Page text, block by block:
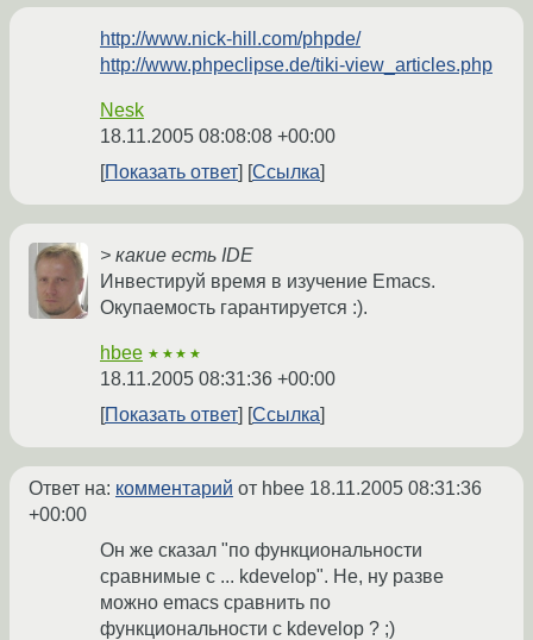
http://www.nick-hill.com/phpde/
http://www.phpeclipse.de/tiki-view_articles.php
Nesk
18.11.2005 08:08:08 +00:00
Показать ответ
Ссылка
> какие есть IDE
Инвестируй время в изучение Emacs.
Окупаемость гарантируется :).
hbee ★★★★
18.11.2005 08:31:36 +00:00
Показать ответ
Ссылка
Ответ на: комментарий от hbee 18.11.2005 08:31:36
+00:00
Он же сказал "по функциональности
сравнимые с ... kdevelop". Не, ну разве
можно emacs сравнить по
функциональности с kdevelop ? ;)